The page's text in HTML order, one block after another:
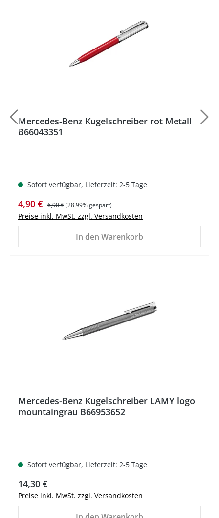
Mercedes-Benz Kugelschreiber rot Metall
B66043351
Sofort verfügbar, Lieferzeit: 2-5 Tage
Verkaufspreis:
4,90 € Regulärer Preis:
6,90 €(28.99% gespart)
Preise inkl. MwSt. zzgl. Versandkosten
In den Warenkorb
Mercedes-Benz Kugelschreiber LAMY logo
mountaingrau B66953652
Sofort verfügbar, Lieferzeit: 2-5 Tage
Regulärer Preis:
14,30 €
Preise inkl. MwSt. zzgl. Versandkosten